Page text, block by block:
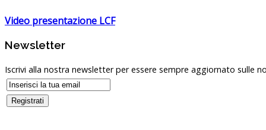
Video presentazione LCF
Newsletter
Iscrivi alla nostra newsletter per essere sempre aggiornato sulle